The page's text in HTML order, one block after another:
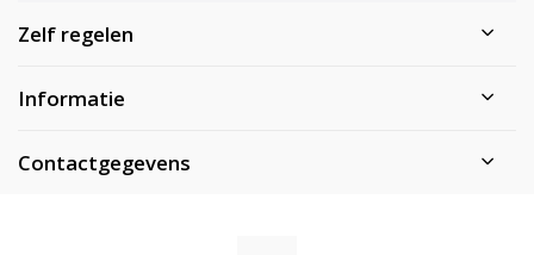
Zelf regelen
Informatie
Contactgegevens